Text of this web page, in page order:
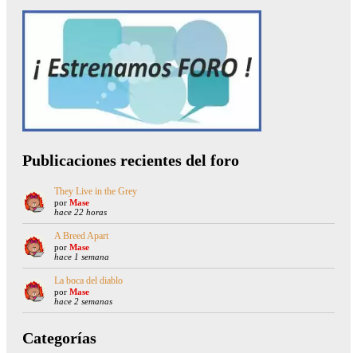
Publicaciones recientes del foro
They Live in the Grey
por Mase
hace 22 horas
A Breed Apart
por Mase
hace 1 semana
La boca del diablo
por Mase
hace 2 semanas
Categorías